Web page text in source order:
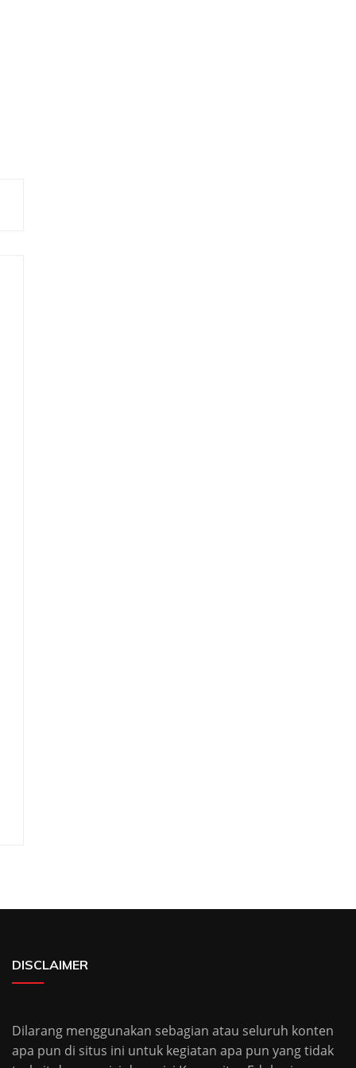
DISCLAIMER
Dilarang menggunakan sebagian atau seluruh konten
apa pun di situs ini untuk kegiatan apa pun yang tidak